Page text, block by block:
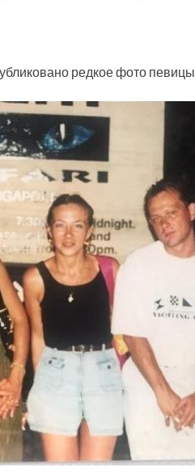
редкое фото певицы